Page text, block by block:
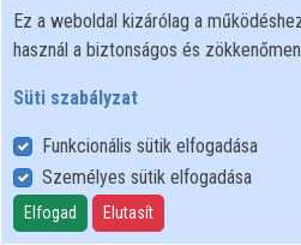
Felhasználói szabályzat
Adatkezelési tájékoztató
Süti szabályzat
Ez a weboldal kizárólag a
használ a biztonságos és
Süti szabályzat
Funkcionális sütik elfogadása
Személyes sütik elfogadása
Elfogad Elutasít